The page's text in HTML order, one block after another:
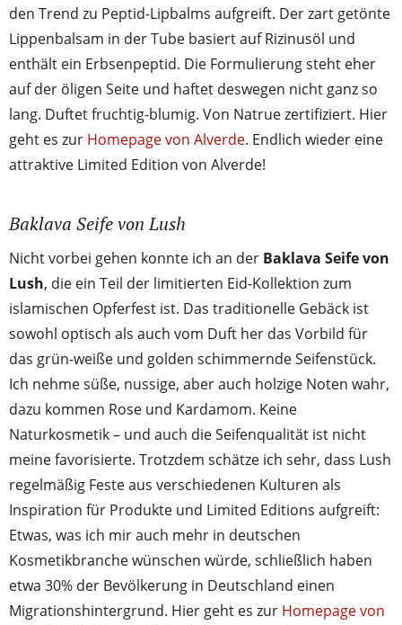
den Trend zu Peptid-Lipbalms aufgreift. Der zart getönte
Lippenbalsam in der Tube basiert auf Rizinusöl und
enthält ein Erbsenpeptid. Die Formulierung steht eher
auf der öligen Seite und haftet deswegen nicht ganz so
lang. Duftet fruchtig-blumig. Von Natrue zertifiziert. Hier
geht es zur Homepage von Alverde. Endlich wieder eine
attraktive Limited Edition von Alverde!
Baklava Seife von Lush
Nicht vorbei gehen konnte ich an der Baklava Seife von
Lush, die ein Teil der limitierten Eid-Kollektion zum
islamischen Opferfest ist. Das traditionelle Gebäck ist
sowohl optisch als auch vom Duft her das Vorbild für
das grün-weiße und golden schimmernde Seifenstück.
Ich nehme süße, nussige, aber auch holzige Noten wahr,
dazu kommen Rose und Kardamom. Keine
Naturkosmetik – und auch die Seifenqualität ist nicht
meine favorisierte. Trotzdem schätze ich sehr, dass Lush
regelmäßig Feste aus verschiedenen Kulturen als
Inspiration für Produkte und Limited Editions aufgreift:
Etwas, was ich mir auch mehr in deutschen
Kosmetikbranche wünschen würde, schließlich haben
etwa 30% der Bevölkerung in Deutschland einen
Migrationshintergrund. Hier geht es zur Homepage von